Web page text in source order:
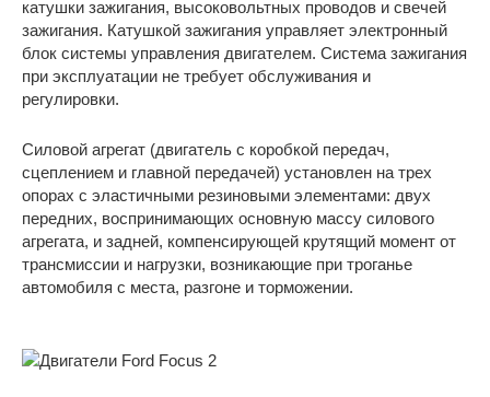
катушки зажигания, высоковольтных проводов и свечей
зажигания. Катушкой зажигания управляет электронный
блок системы управления двигателем. Система зажигания
при эксплуатации не требует обслуживания и
регулировки.
Силовой агрегат (двигатель с коробкой передач,
сцеплением и главной передачей) установлен на трех
опорах с эластичными резиновыми элементами: двух
передних, воспринимающих основную массу силового
агрегата, и задней, компенсирующей крутящий момент от
трансмиссии и нагрузки, возникающие при троганье
автомобиля с места, разгоне и торможении.